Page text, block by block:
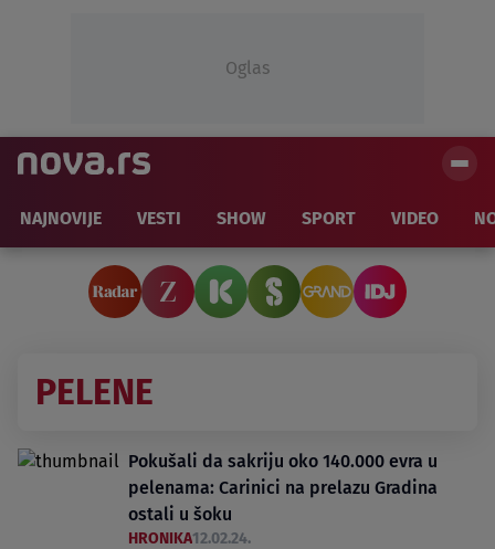
Oglas
NAJNOVIJE VESTI SHOW SPORT VIDEO
PELENE
Pokušali da sakriju oko 140.000 evra u
pelenama: Carinici na prelazu Gradina
ostali u šoku
HRONIKA12.02.24.